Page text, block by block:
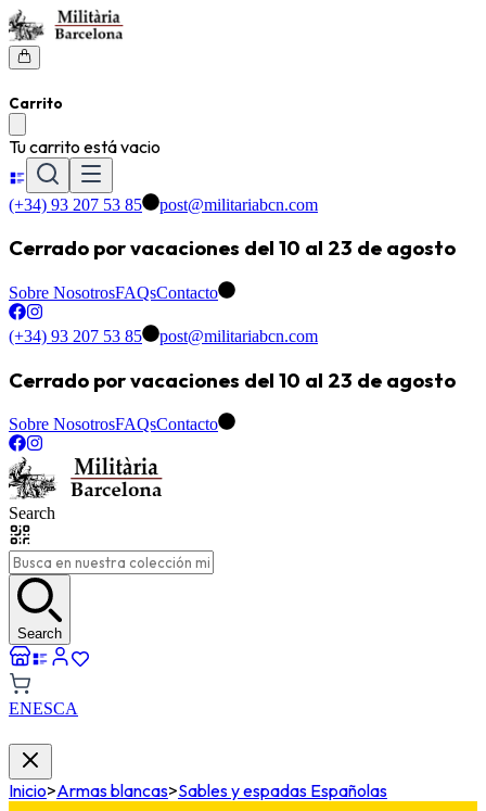
Carrito
Tu carrito está vacio
(+34) 93 207 53 85 post@militariabcn.com
Cerrado por vacaciones del 10 al 23 de agosto
Sobre NosotrosFAQsContacto
(+34) 93 207 53 85 post@militariabcn.com
Cerrado por vacaciones del 10 al 23 de agosto
Sobre NosotrosFAQsContacto
Search
Search
ENESCA
Inicio>Armas blancas>Sables y espadas Españolas